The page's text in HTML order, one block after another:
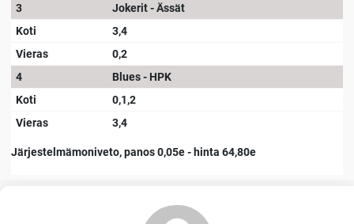
3
Jokerit - Ässät
Koti
3,4
Vieras
0,2
4
Blues - HPK
Koti
0,1,2
Vieras
3,4
Järjestelmämoniveto, panos 0,05e - hinta 64,80e